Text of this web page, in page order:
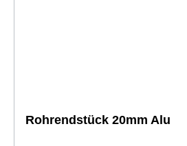
Rohrendstück 20mm Alu